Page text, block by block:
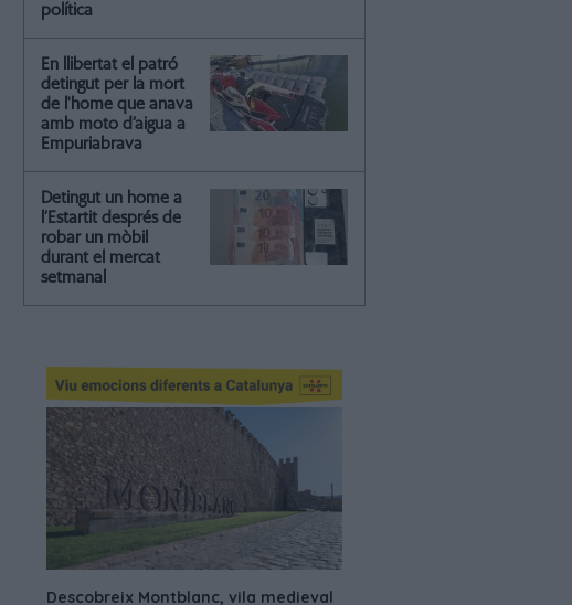
política
En llibertat el patró
detingut per la mort
de l'home que anava
amb moto d’aigua a
Empuriabrava
Detingut un home a
l’Estartit després de
robar un mòbil
durant el mercat
setmanal